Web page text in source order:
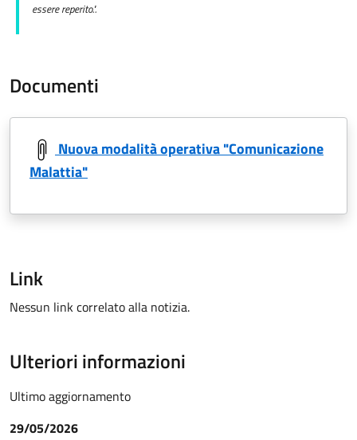
essere reperito.".
Documenti
Nuova modalità operativa "Comunicazione
Malattia"
Link
Nessun link correlato alla notizia.
Ulteriori informazioni
Ultimo aggiornamento
29/05/2026